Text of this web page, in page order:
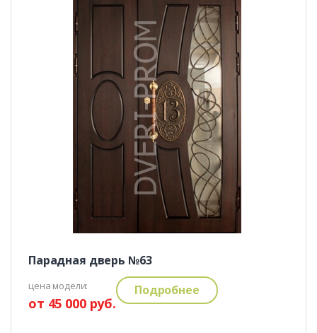
Парадная дверь №63
цена модели:
от 45 000 руб.
Подробнее